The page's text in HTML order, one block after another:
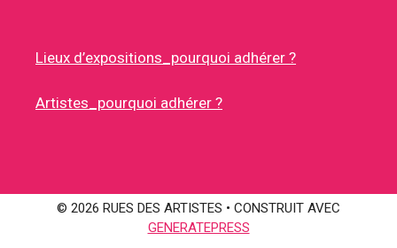
Lieux d’expositions_pourquoi adhérer ?
Artistes_pourquoi adhérer ?
© 2026 RUES DES ARTISTES • CONSTRUIT AVEC
GENERATEPRESS